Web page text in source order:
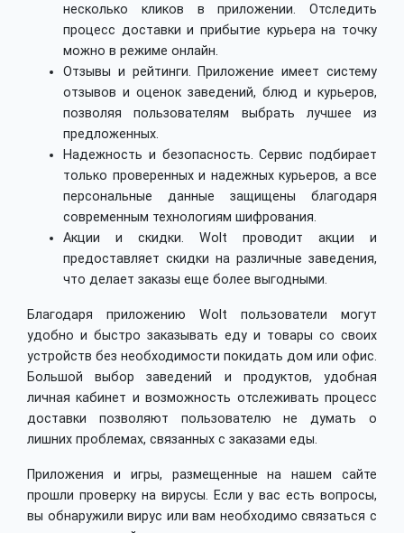
несколько кликов в приложении. Отследить
процесс доставки и прибытие курьера на точку
можно в режиме онлайн.
Отзывы и рейтинги. Приложение имеет систему
отзывов и оценок заведений, блюд и курьеров,
позволяя пользователям выбрать лучшее из
предложенных.
Надежность и безопасность. Сервис подбирает
только проверенных и надежных курьеров, а все
персональные данные защищены благодаря
современным технологиям шифрования.
Акции и скидки. Wolt проводит акции и
предоставляет скидки на различные заведения,
что делает заказы еще более выгодными.
Благодаря приложению Wolt пользователи могут
удобно и быстро заказывать еду и товары со своих
устройств без необходимости покидать дом или офис.
Большой выбор заведений и продуктов, удобная
личная кабинет и возможность отслеживать процесс
доставки позволяют пользователю не думать о
лишних проблемах, связанных с заказами еды.
Приложения и игры, размещенные на нашем сайте
прошли проверку на вирусы. Если у вас есть вопросы,
вы обнаружили вирус или вам необходимо связаться с